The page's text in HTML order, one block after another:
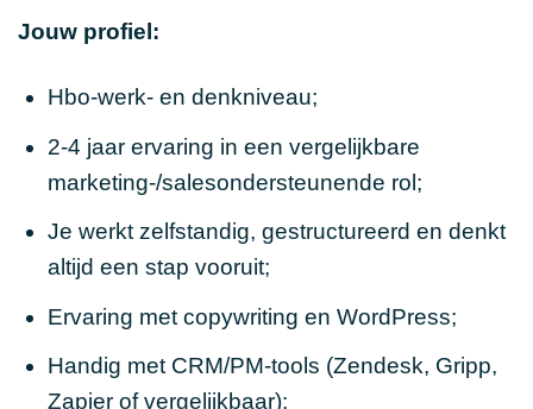
Jouw profiel:
Hbo-werk- en denkniveau;
2-4 jaar ervaring in een vergelijkbare
marketing-/salesondersteunende rol;
Je werkt zelfstandig, gestructureerd en denkt
altijd een stap vooruit;
Ervaring met copywriting en WordPress;
Handig met CRM/PM-tools (Zendesk, Gripp,
Zapier of vergelijkbaar);